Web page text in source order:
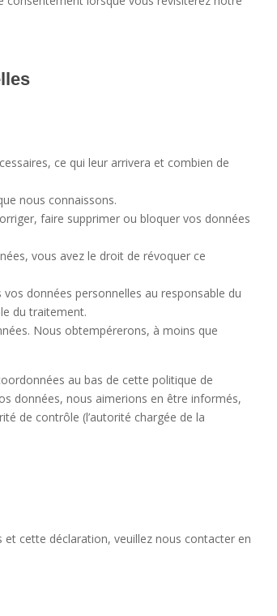
ce qui leur arrivera et combien de
nous connaissons.
faire supprimer ou bloquer vos données
vous avez le droit de révoquer ce
données personnelles au responsable du
du traitement.
Nous obtempérerons, à moins que
au bas de cette politique de
données, nous aimerions en être informés,
de contrôle (l’autorité chargée de la
cette déclaration, veuillez nous contacter en